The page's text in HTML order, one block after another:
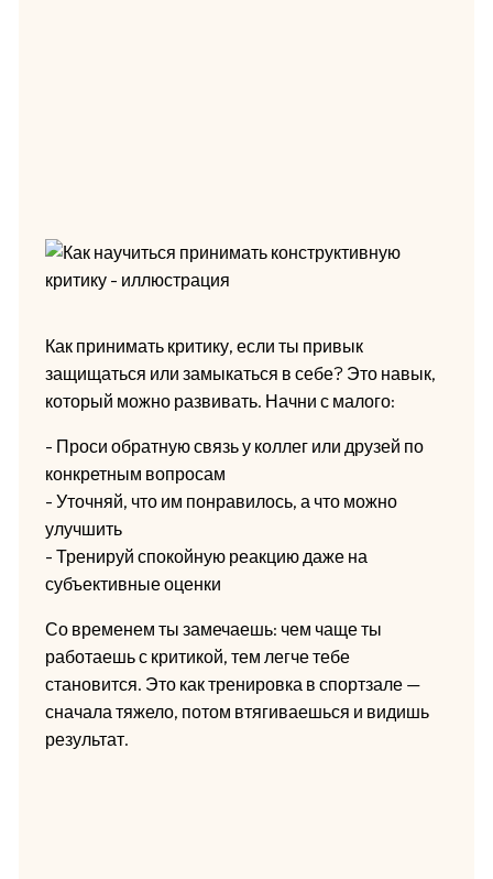
Как принимать критику, если ты привык
защищаться или замыкаться в себе? Это навык,
который можно развивать. Начни с малого:
- Проси обратную связь у коллег или друзей по
конкретным вопросам
- Уточняй, что им понравилось, а что можно
улучшить
- Тренируй спокойную реакцию даже на
субъективные оценки
Со временем ты замечаешь: чем чаще ты
работаешь с критикой, тем легче тебе
становится. Это как тренировка в спортзале —
сначала тяжело, потом втягиваешься и видишь
результат.